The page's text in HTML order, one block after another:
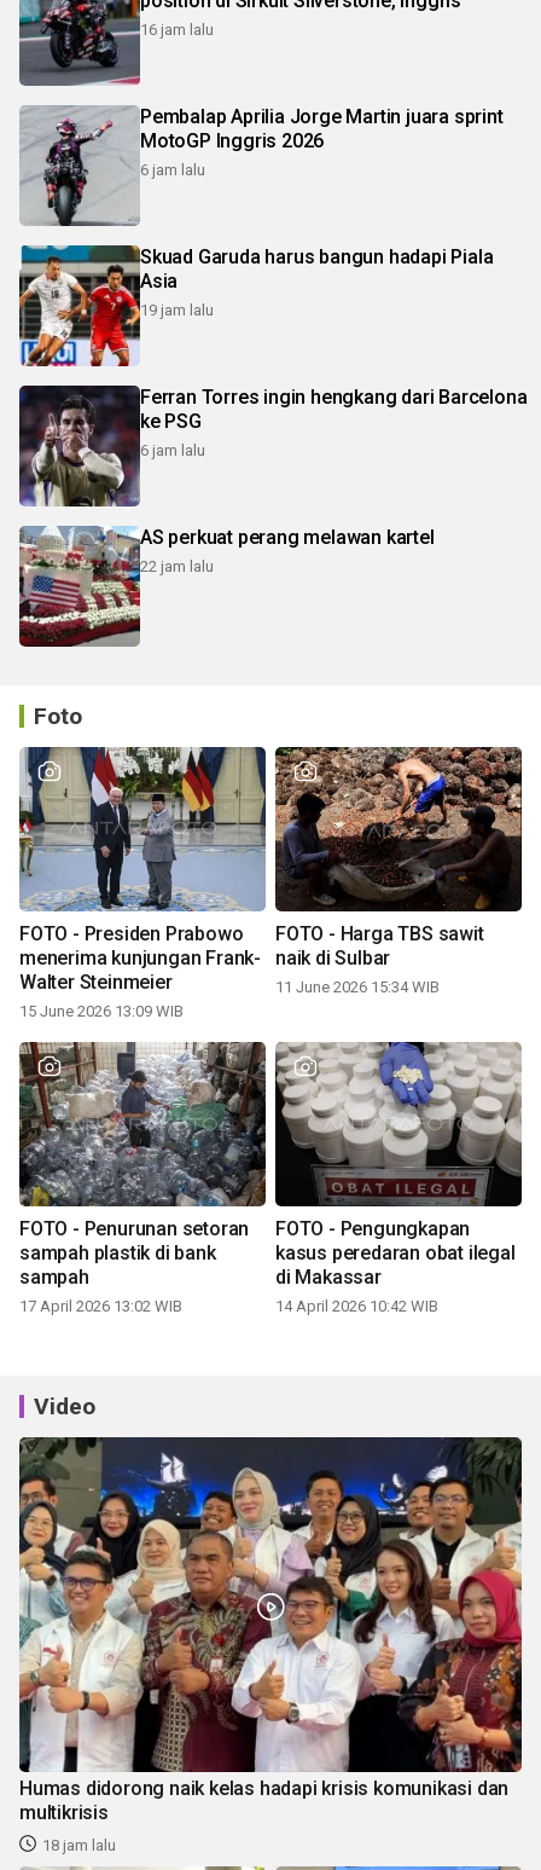
16 jam lalu
Pembalap Aprilia Jorge Martin juara sprint
MotoGP Inggris 2026
6 jam lalu
Skuad Garuda harus bangun hadapi Piala
Asia
19 jam lalu
Ferran Torres ingin hengkang dari Barcelona
ke PSG
6 jam lalu
AS perkuat perang melawan kartel
22 jam lalu
Foto
FOTO - Presiden Prabowo
menerima kunjungan Frank-
Walter Steinmeier
15 June 2026 13:09 WIB
FOTO - Harga TBS sawit
naik di Sulbar
11 June 2026 15:34 WIB
FOTO - Penurunan setoran
sampah plastik di bank
sampah
17 April 2026 13:02 WIB
FOTO - Pengungkapan
kasus peredaran obat ilegal
di Makassar
14 April 2026 10:42 WIB
Video
Humas didorong naik kelas hadapi krisis komunikasi dan
multikrisis
18 jam lalu